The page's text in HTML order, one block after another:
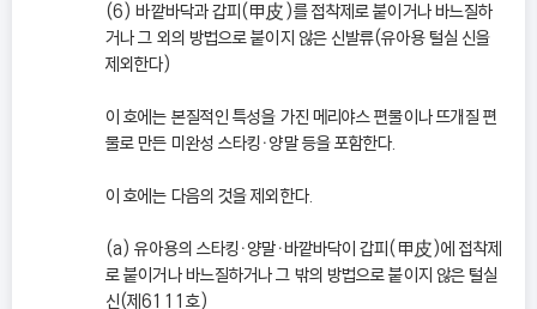
(6) 바깥바닥과 갑피(甲皮)를 접착제로 붙이거나 바느질하
거나 그 외의 방법으로 붙이지 않은 신발류(유아용 털실 신을
제외한다)
이 호에는 본질적인 특성을 가진 메리야스 편물이나 뜨개질 편
물로 만든 미완성 스타킹ㆍ양말 등을 포함한다.
이 호에는 다음의 것을 제외한다.
(a) 유아용의 스타킹ㆍ양말ㆍ바깥바닥이 갑피(甲皮)에 접착제
로 붙이거나 바느질하거나 그 밖의 방법으로 붙이지 않은 털실
신(제6111호)